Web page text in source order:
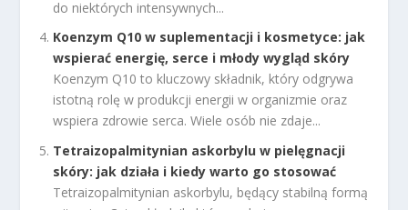
do niektórych intensywnych...
Koenzym Q10 w suplementacji i kosmetyce: jak
wspierać energię, serce i młody wygląd skóry
Koenzym Q10 to kluczowy składnik, który odgrywa
istotną rolę w produkcji energii w organizmie oraz
wspiera zdrowie serca. Wiele osób nie zdaje...
Tetraizopalmitynian askorbylu w pielęgnacji
skóry: jak działa i kiedy warto go stosować
Tetraizopalmitynian askorbylu, będący stabilną formą